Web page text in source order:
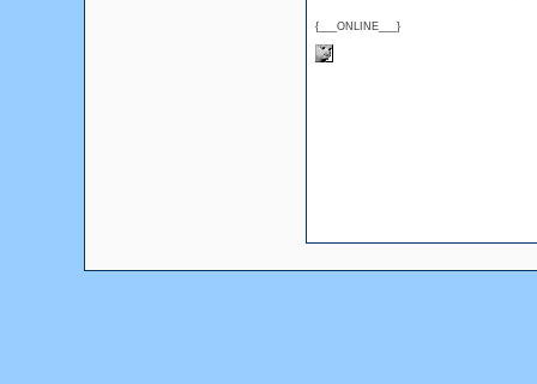
{___ONLINE___}